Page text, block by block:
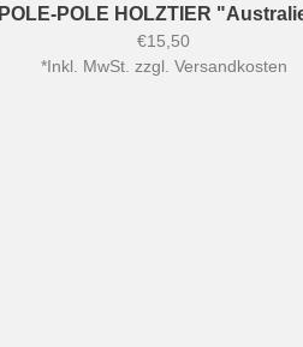
POLE-POLE HOLZTIER
€15,50
*Inkl. MwSt. zzgl. Versandkosten